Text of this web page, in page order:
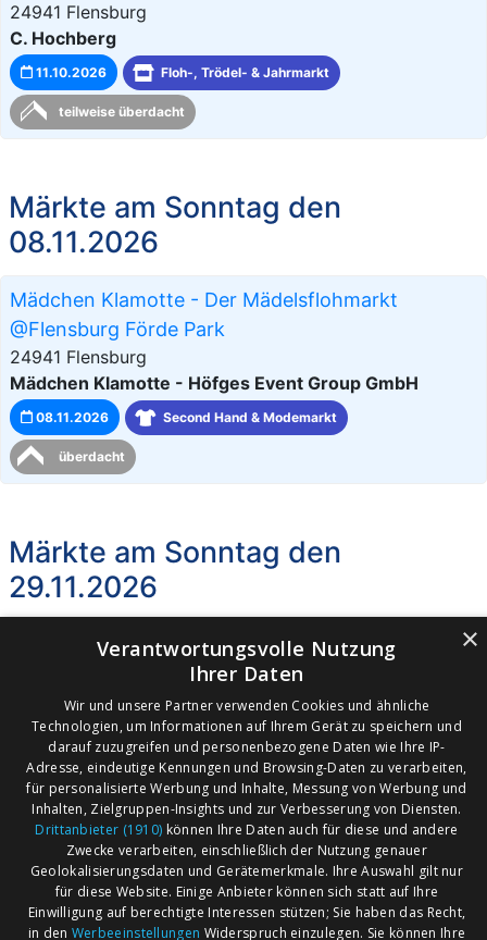
24941 Flensburg
C. Hochberg
11.10.2026 Floh-, Trödel- & Jahrmarkt
teilweise überdacht
Märkte am Sonntag den
08.11.2026
Mädchen Klamotte - Der Mädelsflohmarkt
@Flensburg Förde Park
24941 Flensburg
Mädchen Klamotte - Höfges Event Group GmbH
08.11.2026 Second Hand & Modemarkt
überdacht
Märkte am Sonntag den
29.11.2026
CITTI-PARK Flensburg
C. Hochberg
29.11.2026 Floh-, Trödel- & Jahrmarkt
teilweise überdacht
AGB
Impressum
Märkte nach Bundesländern
Märkte nach PLZ
×
Verantwortungsvolle Nutzung
Ihrer Daten
Wir und unsere Partner verwenden Cookies und ähnliche
Technologien, um Informationen auf Ihrem Gerät zu speichern und
darauf zuzugreifen und personenbezogene Daten wie Ihre IP-
Adresse, eindeutige Kennungen und Browsing-Daten zu verarbeiten,
für personalisierte Werbung und Inhalte, Messung von Werbung und
Inhalten, Zielgruppen-Insights und zur Verbesserung von Diensten.
Drittanbieter (1910) können Ihre Daten auch für diese und andere
Zwecke verarbeiten, einschließlich der Nutzung genauer
Geolokalisierungsdaten und Gerätemerkmale. Ihre Auswahl gilt nur
für diese Website. Einige Anbieter können sich statt auf Ihre
Einwilligung auf berechtigte Interessen stützen; Sie haben das Recht,
in den Werbeeinstellungen Widerspruch einzulegen. Sie können Ihre